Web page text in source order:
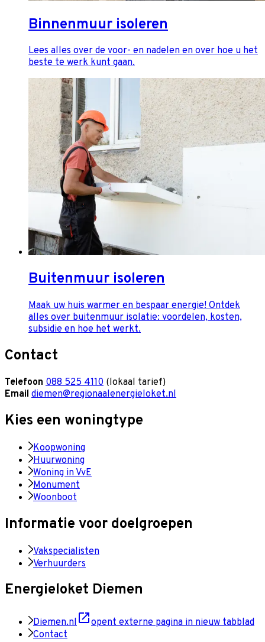
Binnenmuur isoleren
Lees alles over de voor- en nadelen en over hoe u het
beste te werk kunt gaan.
Buitenmuur isoleren
Maak uw huis warmer en bespaar energie! Ontdek
alles over buitenmuur isolatie: voordelen, kosten,
subsidie en hoe het werkt.
Contact
Telefoon 088 525 4110 (lokaal tarief)
Email diemen@regionaalenergieloket.nl
Kies een woningtype
Koopwoning
Huurwoning
Woning in VvE
Monument
Woonboot
Informatie voor doelgroepen
Vakspecialisten
Verhuurders
Energieloket Diemen
Diemen.nl
opent externe pagina in nieuw tabblad
Contact